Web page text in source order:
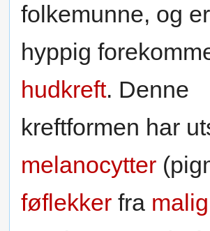
folkemunne, og
hyppig
hudkreft. Denne
kreftformen har
melanocytter
føflekker fra